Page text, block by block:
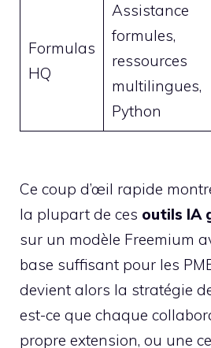
Formulas
HQ
Assistance
formules,
ressources
multilingues,
Python
Ce coup d’œil rapide
la plupart de ces outils IA
sur un modèle Freemium
base suffisant pour les
devient alors la stratégie
est-ce que chaque
propre extension, ou une